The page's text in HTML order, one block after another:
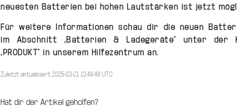
neuesten Batterien bei hohen Lautstärken ist jetzt
Für weitere Informationen schau dir die neuen
im Abschnitt „Batterien & Ladegeräte“ unter der
„PRODUKT“ in unserem Hilfezentrum an.
Zuletzt aktualisiert 2025-03-21 13:49:46 UTC
Hat dir der Artikel geholfen?